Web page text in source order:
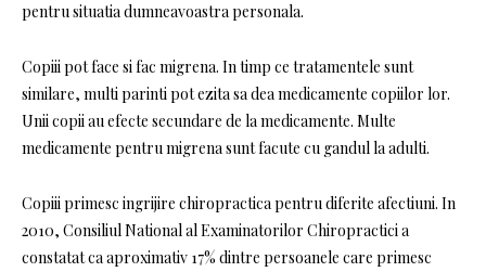
pentru situatia dumneavoastra personala.
Copiii pot face si fac migrena. In timp ce tratamentele sunt
similare, multi parinti pot ezita sa dea medicamente copiilor lor.
Unii copii au efecte secundare de la medicamente. Multe
medicamente pentru migrena sunt facute cu gandul la adulti.
Copiii primesc ingrijire chiropractica pentru diferite afectiuni. In
2010, Consiliul National al Examinatorilor Chiropractici a
constatat ca aproximativ 17% dintre persoanele care primesc